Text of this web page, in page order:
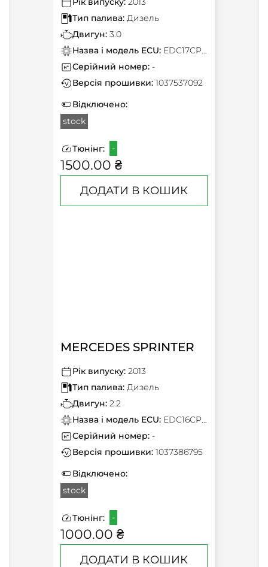
Тип палива: Дизель
Двигун: 3.0
Назва і модель ECU:
EDC17CP46
Серійний номер: -
Версія прошивки: 1037537092
Відключено:
stock
Тюнінг: -
1500.00 ₴
ДОДАТИ В КОШИК
MERCEDES SPRINTER
Рік випуску: 2013
Тип палива: Дизель
Двигун: 2.2
Назва і модель ECU:
EDC16CP31
Серійний номер: -
Версія прошивки: 1037386795
Відключено:
stock
Тюнінг: -
1000.00 ₴
ДОДАТИ В КОШИК